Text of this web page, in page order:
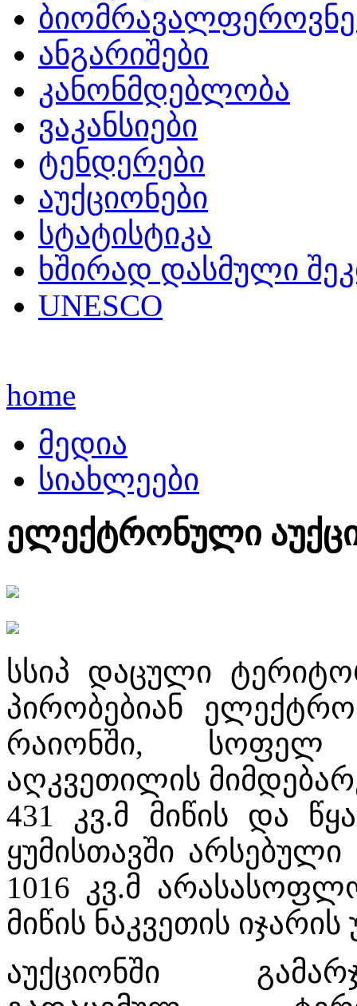
ანგარიშები
კანონმდებლობა
ვაკანსიები
ტენდერები
აუქციონები
სტატისტიკა
ხშირად დასმული
UNESCO
home
მედია
სიახლეები
ელექტრონული
სსიპ დაცული
პირობებიან
რაიონში, სოფელ
აღკვეთილის
431 კვ.მ მიწის და
ყუმისთავში არსებული
1016 კვ.მ
მიწის ნაკვეთის
აუქციონში